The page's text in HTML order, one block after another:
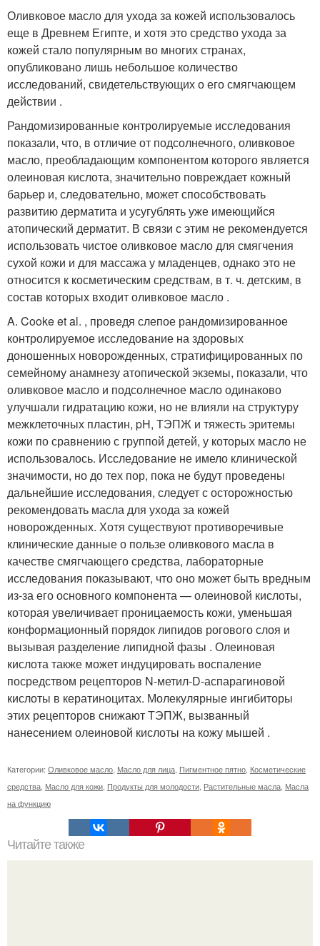
Оливковое масло для ухода за кожей использовалось
еще в Древнем Египте, и хотя это средство ухода за
кожей стало популярным во многих странах,
опубликовано лишь небольшое количество
исследований, свидетельствующих о его смягчающем
действии .
Рандомизированные контролируемые исследования
показали, что, в отличие от подсолнечного, оливковое
масло, преобладающим компонентом которого является
олеиновая кислота, значительно повреждает кожный
барьер и, следовательно, может способствовать
развитию дерматита и усугублять уже имеющийся
атопический дерматит. В связи с этим не рекомендуется
использовать чистое оливковое масло для смягчения
сухой кожи и для массажа у младенцев, однако это не
относится к косметическим средствам, в т. ч. детским, в
состав которых входит оливковое масло .
A. Cooke et al. , проведя слепое рандомизированное
контролируемое исследование на здоровых
доношенных новорожденных, стратифицированных по
семейному анамнезу атопической экземы, показали, что
оливковое масло и подсолнечное масло одинаково
улучшали гидратацию кожи, но не влияли на структуру
межклеточных пластин, pH, ТЭПЖ и тяжесть эритемы
кожи по сравнению с группой детей, у которых масло не
использовалось. Исследование не имело клинической
значимости, но до тех пор, пока не будут проведены
дальнейшие исследования, следует с осторожностью
рекомендовать масла для ухода за кожей
новорожденных. Хотя существуют противоречивые
клинические данные о пользе оливкового масла в
качестве смягчающего средства, лабораторные
исследования показывают, что оно может быть вредным
из-за его основного компонента — олеиновой кислоты,
которая увеличивает проницаемость кожи, уменьшая
конформационный порядок липидов рогового слоя и
вызывая разделение липидной фазы . Олеиновая
кислота также может индуцировать воспаление
посредством рецепторов N-метил-D-аспарагиновой
кислоты в кератиноцитах. Молекулярные ингибиторы
этих рецепторов снижают ТЭПЖ, вызванный
нанесением олеиновой кислоты на кожу мышей .
Категории: Оливковое масло Масло для лица Пигментное пятно Косметические
средства Масло для кожи Продукты для молодости Растительные масла Масла
на функцию
Читайте также